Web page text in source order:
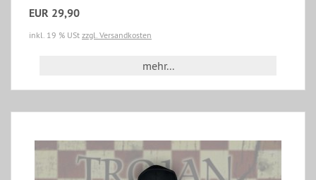
EUR 29,90
inkl. 19 % USt zzgl. Versandkosten
mehr...